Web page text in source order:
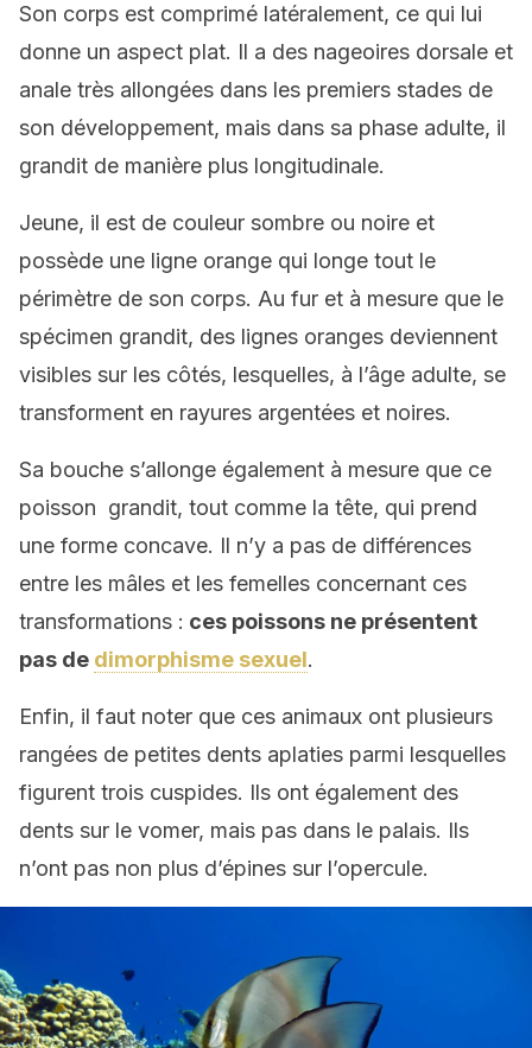
Son corps est comprimé latéralement, ce qui lui
donne un aspect plat. Il a des nageoires dorsale et
anale très allongées dans les premiers stades de
son développement, mais dans sa phase adulte, il
grandit de manière plus longitudinale.
Jeune, il est de couleur sombre ou noire et
possède une ligne orange qui longe tout le
périmètre de son corps. Au fur et à mesure que le
spécimen grandit, des lignes oranges deviennent
visibles sur les côtés, lesquelles, à l’âge adulte, se
transforment en rayures argentées et noires.
Sa bouche s’allonge également à mesure que ce
poisson grandit, tout comme la tête, qui prend
une forme concave. Il n’y a pas de différences
entre les mâles et les femelles concernant ces
transformations : ces poissons ne présentent
pas de dimorphisme sexuel.
Enfin, il faut noter que ces animaux ont plusieurs
rangées de petites dents aplaties parmi lesquelles
figurent trois cuspides. Ils ont également des
dents sur le vomer, mais pas dans le palais. Ils
n’ont pas non plus d’épines sur l’opercule.